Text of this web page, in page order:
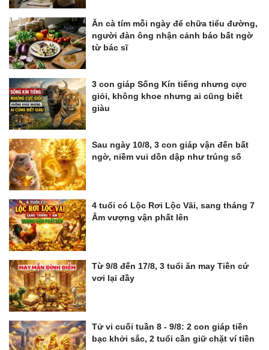
Ăn cà tím mỗi ngày để chữa tiểu đường,
người đàn ông nhận cảnh báo bất ngờ
từ bác sĩ
3 con giáp Sống Kín tiếng nhưng cực
giỏi, không khoe nhưng ai cũng biết
giàu
Sau ngày 10/8, 3 con giáp vận đến bất
ngờ, niềm vui dồn dập như trúng số
4 tuổi có Lộc Rơi Lộc Vãi, sang tháng 7
Âm vượng vận phất lên
Từ 9/8 đến 17/8, 3 tuổi ăn may Tiền cứ
vơi lại đầy
Tử vi cuối tuần 8 - 9/8: 2 con giáp tiền
bạc khởi sắc, 2 tuổi cần giữ chặt ví tiền